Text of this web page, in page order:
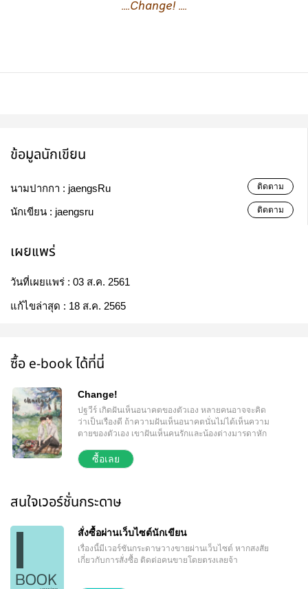
....Change! ....
ข้อมูลนักเขียน
นามปากกา : jaengsRu ติดตาม
นักเขียน : jaengsru ติดตาม
เผยแพร่
วันที่เผยแพร่ : 03 ส.ค. 2561
แก้ไขล่าสุด : 18 ส.ค. 2565
ซื้อ e-book ได้ที่นี่
Change!
ปฐวีร์ เกิดฝันเห็นอนาคตของตัวเอง หลายคนอาจจะคิด
ว่าเป็นเรืองดี ถ้าความฝันเห็นอนาคตนั่นไม่ได้เห็นความ
ตายของตัวเอง เขาฝันเห็นคนรักและน้องต่างมารดาหัก
ไร้วิญญาณถูกทิ้งลงในน้ำสายกว้างทั้งไหลเชี่ยว หนาว
เหน็บ เขายืนมองร่างไร้วิญญาณด่ำดิ่งสู่ก้นแม่น้ำ ด้วย
จากไป วิญญาณของมารดาของผู้ให้กำเนิดปรากฏขึ้นมา
อนาคต ให้เลือกว่าจะเปลี่ยนสิ่งที่เห็นนี้หรือยอมรับมัน
…….ตั้งแต่ที่เห็นร่างตัวเองจมลงกั้นแม่น้ำนั้น เขาก็
ตัดสินใจได้แล้วว่าจะต้องเปลี่ยนแปลงทุกอย่างด้วยมือ
ของเขาเอง
ซื้อเลย
สนใจเวอร์ชั่นกระดาษ
สั่งซื้อผ่านเว็บไซต์นักเขียน
เรื่องนี้มีเวอร์ชันกระดาษวางขายผ่านเว็บไซต์ หากสงสัย
เกี่ยวกับการสั่งซื้อ ติดต่อคนขายโดยตรงเลยจ้า